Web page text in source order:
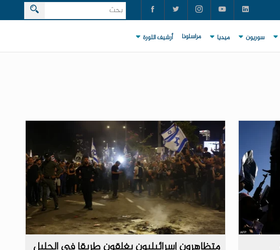
سوريون ميديا مراسلونا أرشيف الثورة